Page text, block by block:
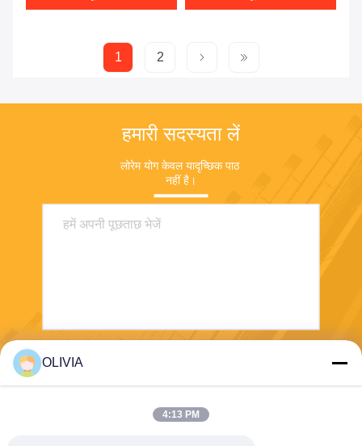
1 2
हमारी सदस्यता लें
लोरेम योग केवल यादृच्छिक पाठ
नहीं है।
OLIVIA
4:13 PM